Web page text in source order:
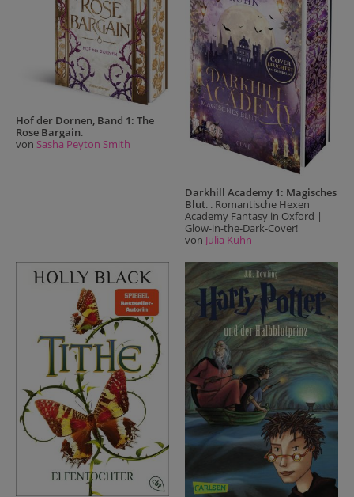
Hof der Dornen, Band 1: The
Rose Bargain.
von Sasha Peyton Smith
Darkhill Academy 1: Magisches
Blut. . Romantische Hexen
Academy Fantasy in Oxford |
Glow-in-the-Dark-Cover!
von Julia Kuhn